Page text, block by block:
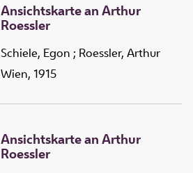
Ansichtskarte an Arthur
Roessler
Schiele, Egon ; Roessler, Arthur
Wien, 1915
Ansichtskarte an Arthur
Roessler